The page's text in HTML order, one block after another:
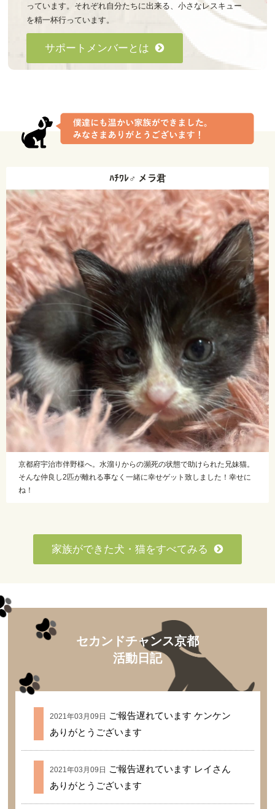
っています。それぞれ自分たちに出来る、小さなレスキュー
を精一杯行っています。
サポートメンバーとは
ﾊﾁﾜﾚ♂ メラ君
京都府宇治市伴野様へ。水溜りからの瀕死の状態で助けられた兄妹猫。
そんな仲良し2匹が離れる事なく一緒に幸せゲット致しました！幸せに
ね！
家族ができた犬・猫をすべてみる
セカンドチャンス京都
活動日記
2021年03月09日 ご報告遅れています ケンケン
ありがとうございます
2021年03月09日 ご報告遅れています レイさん
ありがとうございます